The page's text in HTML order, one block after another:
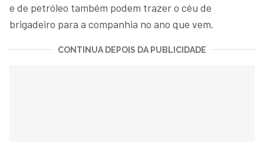
e de petróleo também podem trazer o céu de
brigadeiro para a companhia no ano que vem.
CONTINUA DEPOIS DA PUBLICIDADE